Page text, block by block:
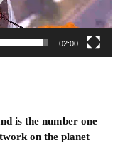
02:00
is the number one
on the planet